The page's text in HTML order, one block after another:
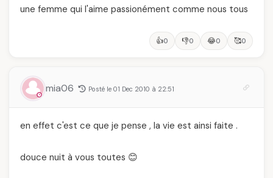
une femme qui l'aime passionément comme nous tous
👍0 👎0 😂0 🥰0
mia06 Posté le 01 Dec 2010 à 22:51
en effet c'est ce que je pense , la vie est ainsi faite .
douce nuit à vous toutes 😊